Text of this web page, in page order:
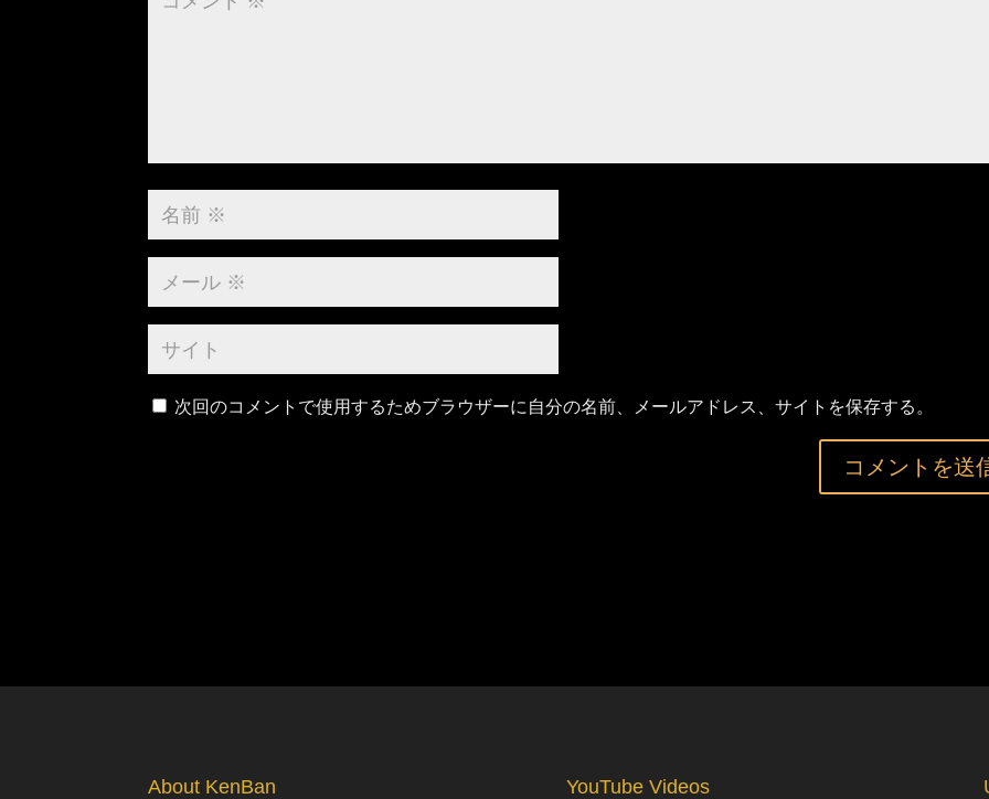
次回のコメントで使用するためブラウザーに自分の名前、メールアドレス、サイトを保存する。
About KenBan YouTube Videos